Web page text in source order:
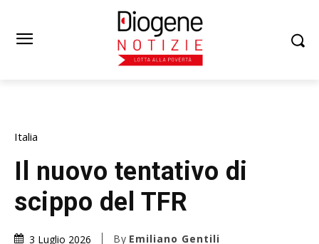
Italia
Il nuovo tentativo di
scippo del TFR
3 Luglio 2026 By Emiliano Gentili